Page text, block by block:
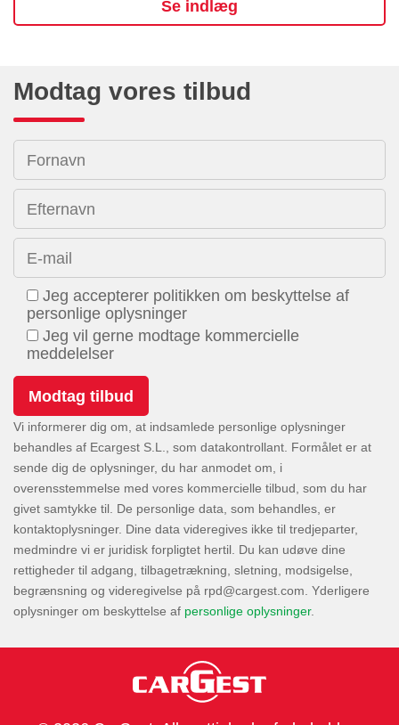
Se indlæg
Modtag vores tilbud
Fornavn
Efternavn
E-mail
Jeg accepterer politikken om beskyttelse af
personlige oplysninger
Jeg vil gerne modtage kommercielle
meddelelser
Vi informerer dig om, at indsamlede personlige oplysninger
behandles af Ecargest S.L., som datakontrollant. Formålet er at
sende dig de oplysninger, du har anmodet om, i
overensstemmelse med vores kommercielle tilbud, som du har
givet samtykke til. De personlige data, som behandles, er
kontaktoplysninger. Dine data videregives ikke til tredjeparter,
medmindre vi er juridisk forpligtet hertil. Du kan udøve dine
rettigheder til adgang, tilbagetrækning, sletning, modsigelse,
begrænsning og videregivelse på
. Yderligere
oplysninger om beskyttelse af personlige oplysninger.